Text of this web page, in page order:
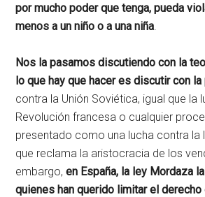
por mucho poder que tenga, pueda
menos a un niño o a una niña
Nos la pasamos discutiendo con la
lo que hay que hacer es discutir con la
contra la Unión Soviética, igual que la
Revolución francesa o cualquier
presentado como una lucha contra la
que reclama la aristocracia de los
embargo,en España, la ley Mordaza
quienes han querido limitar el